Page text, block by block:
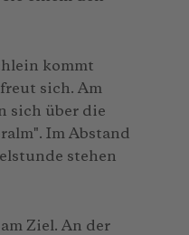
kommt
sich. Am
sich über die
Im Abstand
stehen
Ziel. An der